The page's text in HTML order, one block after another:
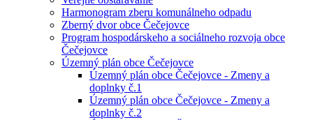
Harmonogram zberu komunálneho odpadu
Zberný dvor obce Čečejovce
Program hospodárskeho a sociálneho rozvoja obce
Čečejovce
Územný plán obce Čečejovce
Územný plán obce Čečejovce - Zmeny a
doplnky č.1
Územný plán obce Čečejovce - Zmeny a
doplnky č.2